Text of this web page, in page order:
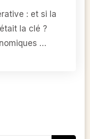
: et si la
la clé ?
…